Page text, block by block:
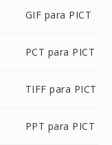
GIF para PICT
PCT para PICT
TIFF para PICT
PPT para PICT